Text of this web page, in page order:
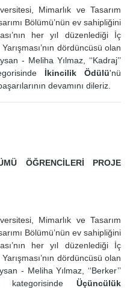
Mimarlık ve Tasarım
Bölümü’nün ev sahipliğini
her yıl düzenlediği İç
dördüncüsü olan
- Meliha Yılmaz, ‘‘Kadraj’’
İkincilik Ödülü'nü
devamını dileriz.
ÖĞRENCİLERİ PROJE
Mimarlık ve Tasarım
Bölümü’nün ev sahipliğini
her yıl düzenlediği İç
dördüncüsü olan
- Meliha Yılmaz, ‘‘Berker’’
Üçüncülük